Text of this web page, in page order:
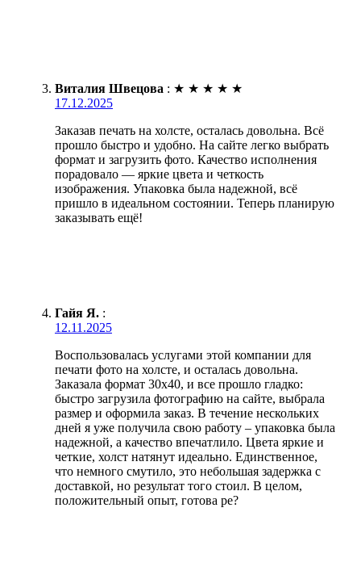
Виталия Швецова : ★ ★ ★ ★ ★
17.12.2025
Заказав печать на холсте, осталась довольна. Всё
прошло быстро и удобно. На сайте легко выбрать
формат и загрузить фото. Качество исполнения
порадовало — яркие цвета и четкость
изображения. Упаковка была надежной, всё
пришло в идеальном состоянии. Теперь планирую
заказывать ещё!
Гайя Я. :
12.11.2025
Воспользовалась услугами этой компании для
печати фото на холсте, и осталась довольна.
Заказала формат 30х40, и все прошло гладко:
быстро загрузила фотографию на сайте, выбрала
размер и оформила заказ. В течение нескольких
дней я уже получила свою работу – упаковка была
надежной, а качество впечатлило. Цвета яркие и
четкие, холст натянут идеально. Единственное,
что немного смутило, это небольшая задержка с
доставкой, но результат того стоил. В целом,
положительный опыт, готова ре?